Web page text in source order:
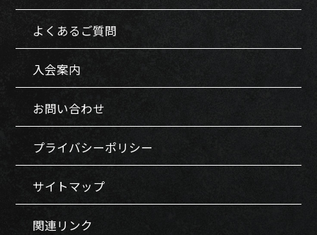
よくあるご質問
入会案内
お問い合わせ
プライバシーポリシー
サイトマップ
関連リンク